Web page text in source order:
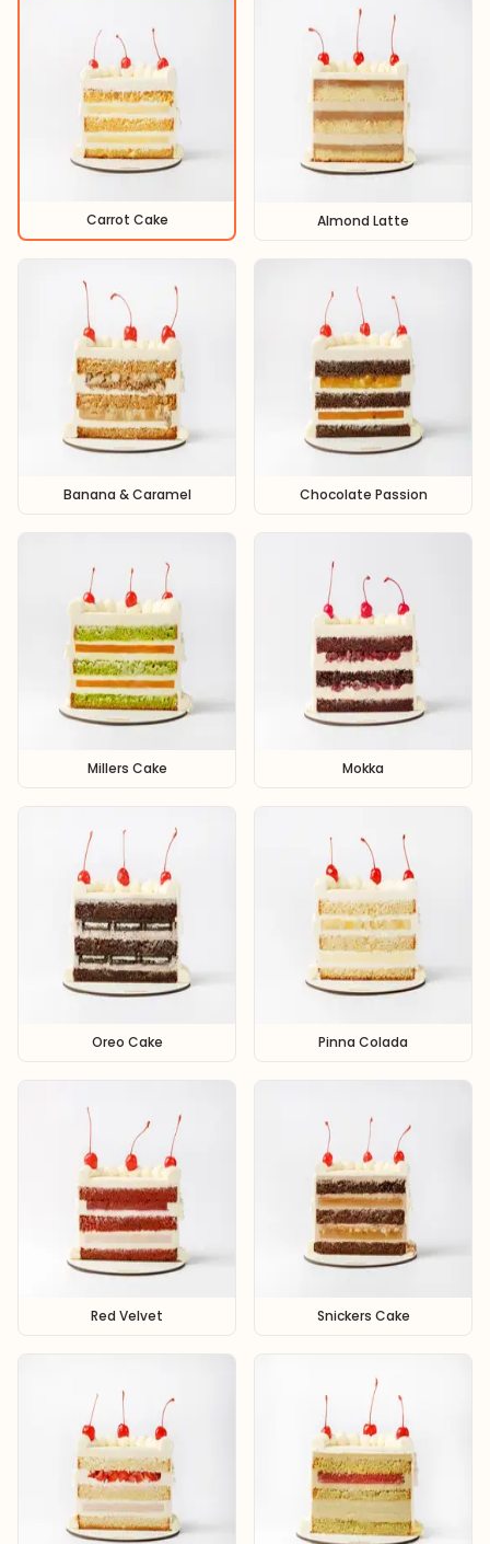
Carrot Cake Almond Latte
Banana & Caramel Chocolate Passion
Millers Cake Mokka
Oreo Cake Pinna Colada
Red Velvet Snickers Cake